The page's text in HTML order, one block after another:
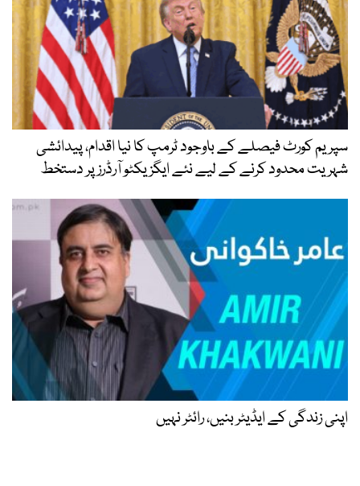
سپریم کورٹ فیصلے کے باوجود ٹرمپ کا نیا اقدام، پیدائشی
شہریت محدود کرنے کے لیے نئے ایگزیکٹو آرڈرز پر دستخط
اپنی زندگی کے ایڈیٹر بنیں، رائٹر نہیں